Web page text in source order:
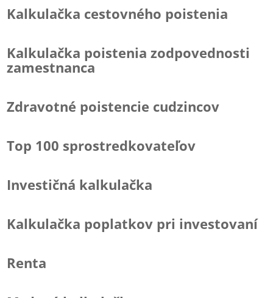
Kalkulačka cestovného poistenia
Kalkulačka poistenia zodpovednosti
zamestnanca
Zdravotné poistencie cudzincov
Top 100 sprostredkovateľov
Investičná kalkulačka
Kalkulačka poplatkov pri investovaní
Renta